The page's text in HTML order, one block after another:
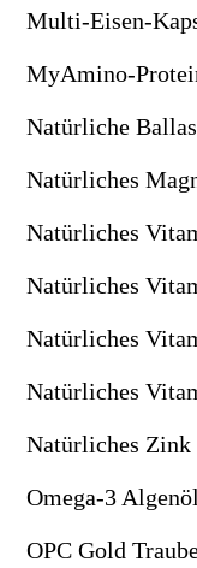
Natürliches
Natürliches
Natürliches
Natürliches Vitamin
Lithium
MMS & CDL
Mohnblütenöl:
Original Chi-
Multi-Eisen-
MyAmino-
Natürliche
Natürliches
Natürliches
Natürliches
Natürliches
Natürliches
Natürliches Zink
Omega-3 Algenöl
OPC Gold